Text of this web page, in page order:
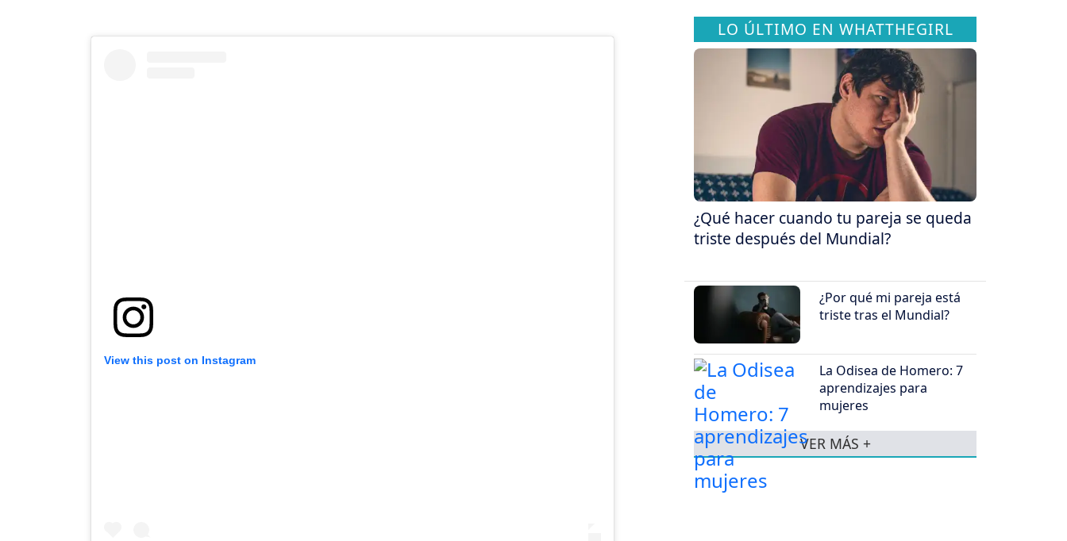
View this post on Instagram
LO ÚLTIMO EN WHATTHEGIRL
¿Qué hacer cuando tu pareja se queda
triste después del Mundial?
¿Por qué mi pareja está
triste tras el Mundial?
La Odisea de Homero: 7
aprendizajes para
mujeres
VER MÁS +